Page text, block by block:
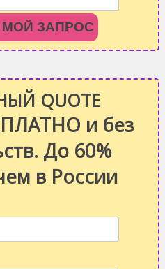
МОЙ ЗАПРОС
QUOTE
и без
До 60%
в России